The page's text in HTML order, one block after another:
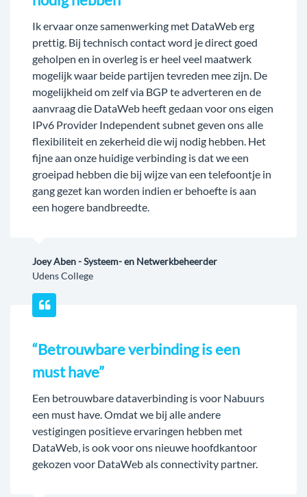
Ik ervaar onze samenwerking met DataWeb erg
prettig. Bij technisch contact word je direct goed
geholpen en in overleg is er heel veel maatwerk
mogelijk waar beide partijen tevreden mee zijn. De
mogelijkheid om zelf via BGP te adverteren en de
aanvraag die DataWeb heeft gedaan voor ons eigen
IPv6 Provider Independent subnet geven ons alle
flexibiliteit en zekerheid die wij nodig hebben. Het
fijne aan onze huidige verbinding is dat we een
groeipad hebben die bij wijze van een telefoontje in
gang gezet kan worden indien er behoefte is aan
een hogere bandbreedte.
Joey Aben - Systeem- en Netwerkbeheerder
Udens College
“Betrouwbare verbinding is een
must have”
Een betrouwbare dataverbinding is voor Nabuurs
een must have. Omdat we bij alle andere
vestigingen positieve ervaringen hebben met
DataWeb, is ook voor ons nieuwe hoofdkantoor
gekozen voor DataWeb als connectivity partner.